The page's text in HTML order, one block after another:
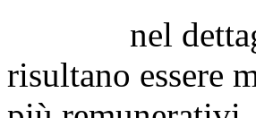
nel dettaglio
risultano essere